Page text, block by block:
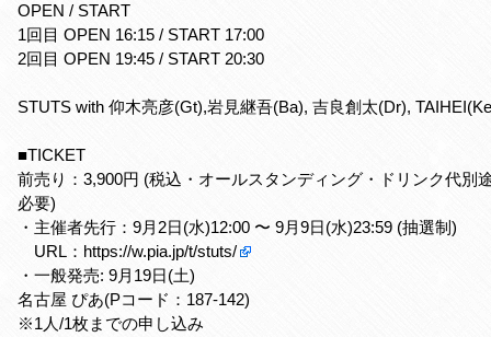
OPEN / START
1回目 OPEN 16:15 / START 17:00
2回目 OPEN 19:45 / START 20:30
STUTS with 仰木亮彦(Gt),岩見継吾(Ba), 吉良創太(Dr),
■TICKET
前売り：3,900円 (税込・オールスタンディング・ドリンク代別
必要)
・主催者先行：9月2日(水)12:00 〜 9月9日(水)23:59 (抽選制)
URL： https://w.pia.jp/t/stuts/
・一般発売: 9月19日(土)
名古屋 ぴあ(Pコード：187-142)
※1人/1枚までの申し込み